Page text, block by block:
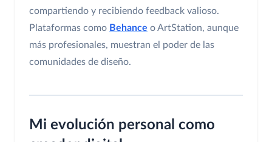
compartiendo y recibiendo feedback valioso.
Plataformas como Behance o ArtStation, aunque
más profesionales, muestran el poder de las
comunidades de diseño.
Mi evolución personal como